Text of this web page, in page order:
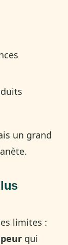
un grand
limites :
qui